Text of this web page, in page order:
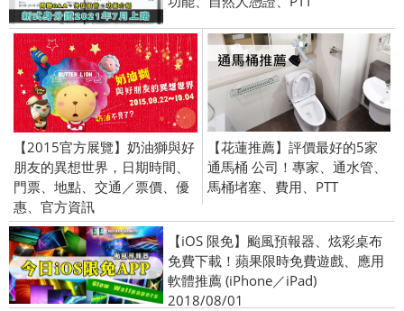
【2015官方展覽】奶油獅與好
朋友的異想世界，日期時間、
門票、地點、交通／票價、優
惠、官方資訊
【花蓮推薦】評價最好的5家
通馬桶 公司！專家、通水管、
馬桶堵塞、費用、PTT
【iOS 限免】颱風預報器、炫彩桌布
免費下載！蘋果限時免費遊戲、應用
軟體推薦 (iPhone／iPad)
2018/08/01